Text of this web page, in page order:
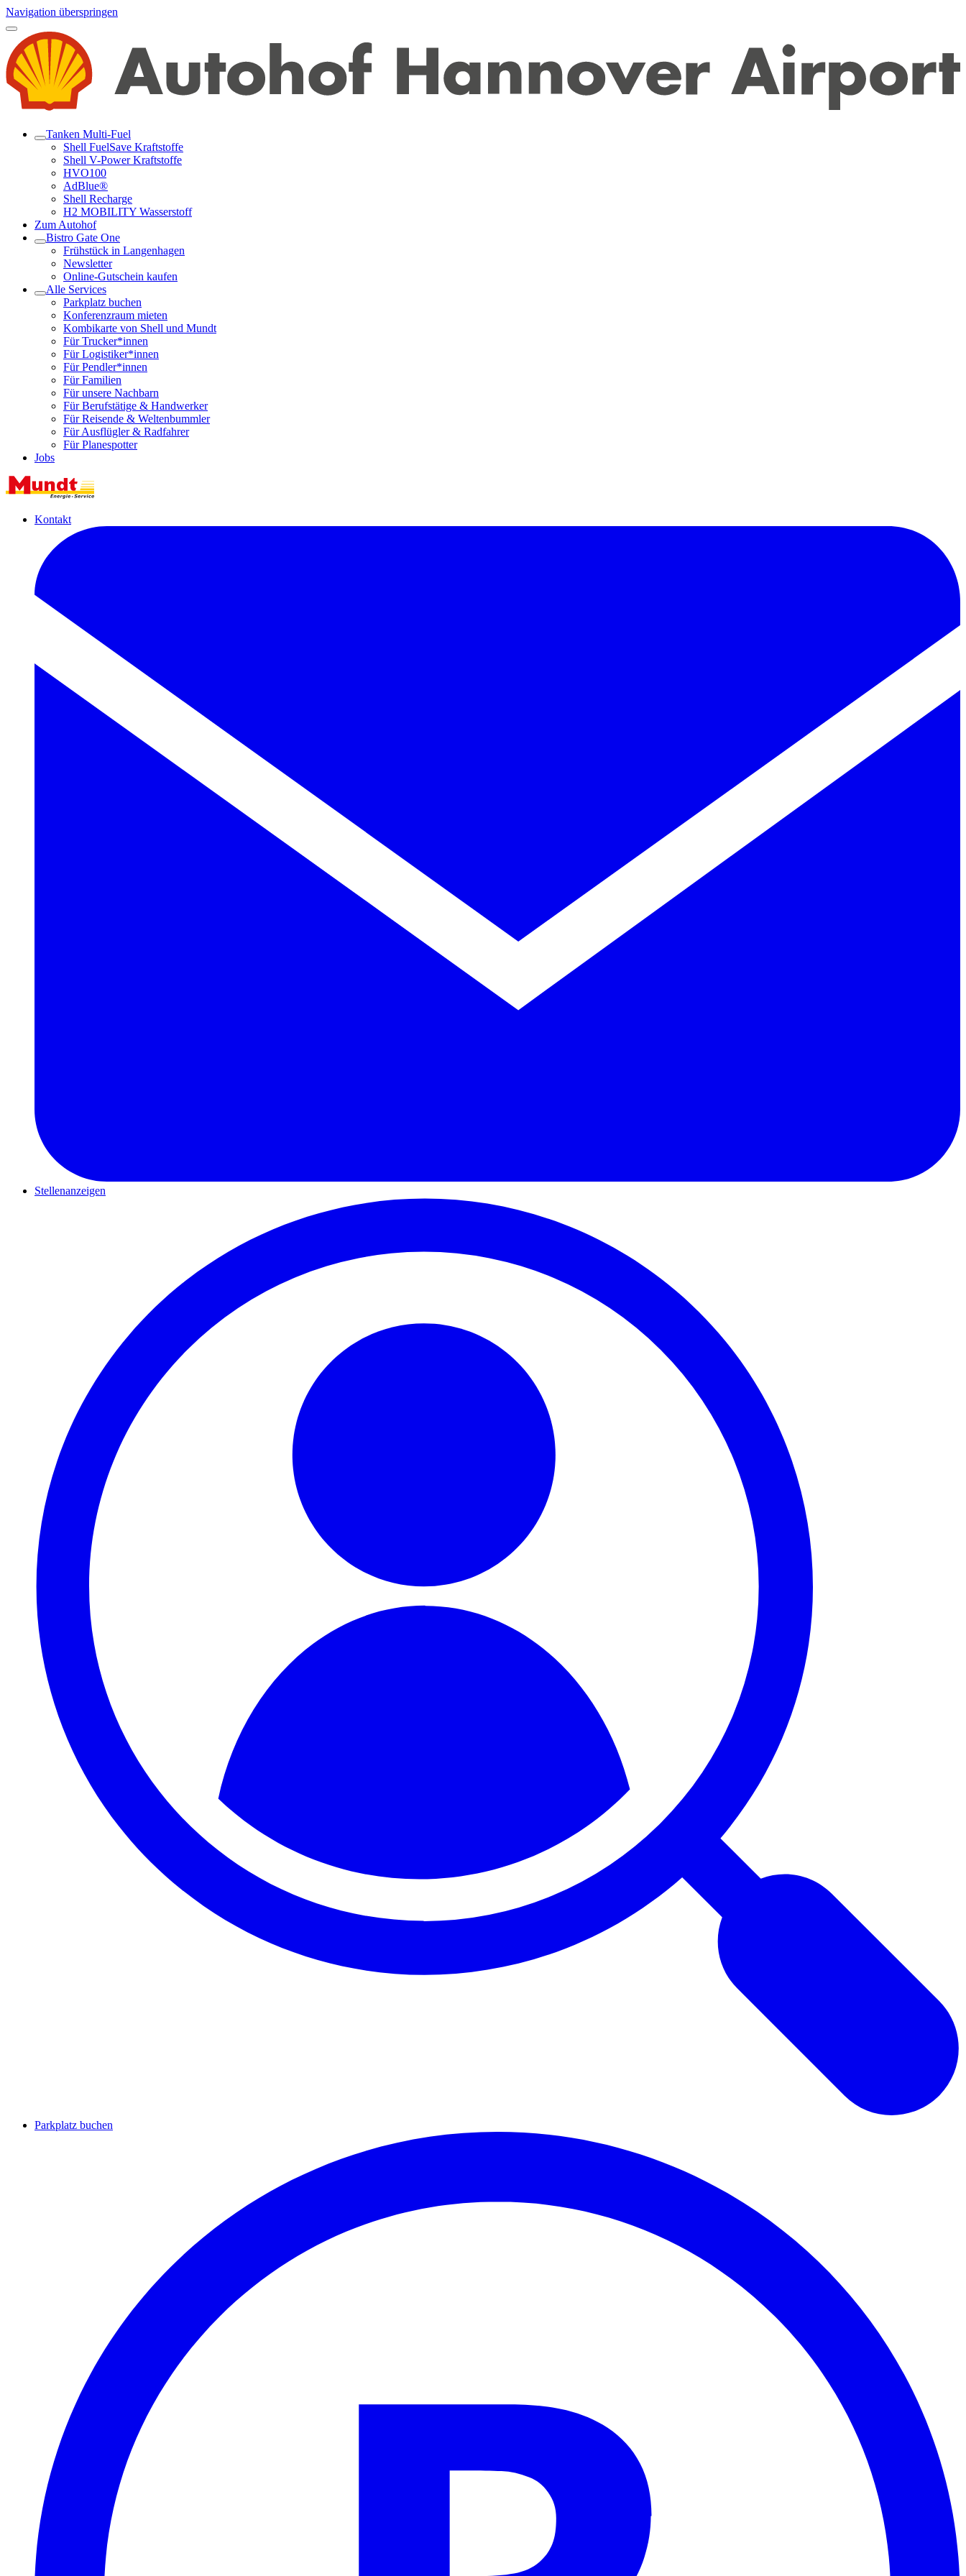
Navigation überspringen
Tanken Multi-Fuel
Shell FuelSave Kraftstoffe
Shell V-Power Kraftstoffe
HVO100
AdBlue®
Shell Recharge
H2 MOBILITY Wasserstoff
Zum Autohof
Bistro Gate One
Frühstück in Langenhagen
Newsletter
Online-Gutschein kaufen
Alle Services
Parkplatz buchen
Konferenzraum mieten
Kombikarte von Shell und Mundt
Für Trucker*innen
Für Logistiker*innen
Für Pendler*innen
Für Familien
Für unsere Nachbarn
Für Berufstätige & Handwerker
Für Reisende & Weltenbummler
Für Ausflügler & Radfahrer
Für Planespotter
Jobs
Kontakt
Stellenanzeigen
Parkplatz buchen